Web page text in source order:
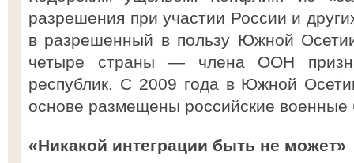
разрешения при участии России и
в разрешенный в пользу Южной
четыре страны — члена ООН
республик. С 2009 года в Южной
основе размещены российские военные
«Никакой интеграции быть не может»